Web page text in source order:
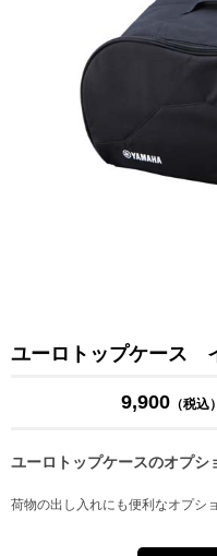
ユーロトップケース
9,900（税込）
ユーロトップケースのオプシ
荷物の出し入れにも便利なオプシ